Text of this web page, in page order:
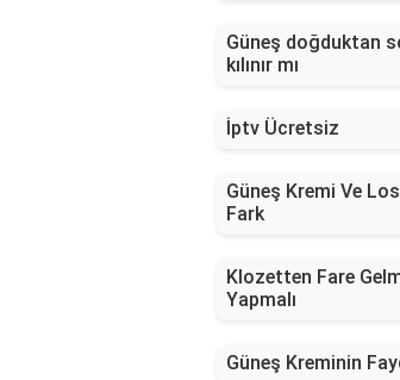
Güneş doğduktan
kılınır mı
İptv Ücretsiz
Güneş Kremi Ve
Fark
Klozetten Fare
Yapmalı
Güneş Kreminin